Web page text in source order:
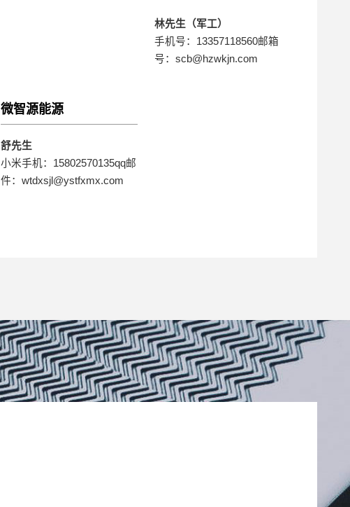
林先生（军工）
手机号：13357118560邮箱
号：scb@hzwkjn.com
微智源能源
舒先生
小米手机：15802570135qq邮
件：wtdxsjl@ystfxmx.com